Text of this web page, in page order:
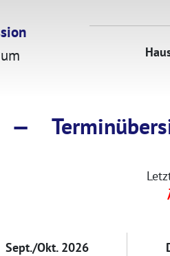
—
Sept./Okt. 2026